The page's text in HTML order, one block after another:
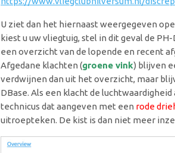
U ziet dan het hiernaast weergegeven
kiest u uw vliegtuig, stel in dit geval de PH-
een overzicht van de lopende en recent
Afgedane klachten (groene vink) blijven
verdwijnen dan uit het overzicht, maar
DBase. Als een klacht de luchtwaardigheid
technicus dat aangeven met een rode
uitroepteken. De kist is dan niet meer